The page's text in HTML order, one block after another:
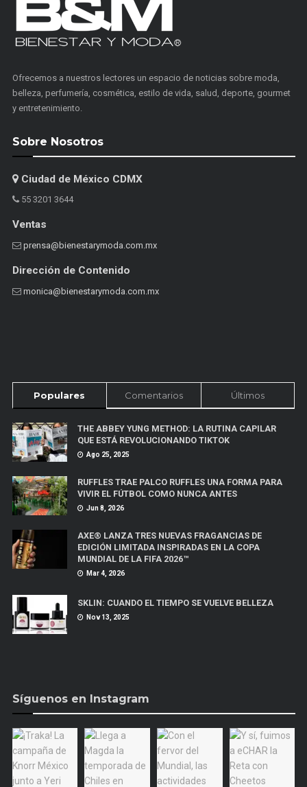
Ofrecemos a nuestros lectores un espacio de noticias sobre moda,
belleza, perfumería, cosmética, estilo de vida, salud, deporte, gourmet
y entretenimiento.
Sobre Nosotros
Ciudad de México CDMX
55 3201 3644
Ventas
prensa@bienestarymoda.com.mx
Dirección de Contenido
monica@bienestarymoda.com.mx
Populares Comentarios Últimos
THE ABBEY YUNG METHOD: LA RUTINA CAPILAR
QUE ESTÁ REVOLUCIONANDO TIKTOK
Ago 25, 2025
RUFFLES TRAE PALCO RUFFLES UNA FORMA PARA
VIVIR EL FÚTBOL COMO NUNCA ANTES
Jun 8, 2026
AXE® LANZA TRES NUEVAS FRAGANCIAS DE
EDICIÓN LIMITADA INSPIRADAS EN LA COPA
MUNDIAL DE LA FIFA 2026™
Mar 4, 2026
SKLIN: CUANDO EL TIEMPO SE VUELVE BELLEZA
Nov 13, 2025
Síguenos en Instagram